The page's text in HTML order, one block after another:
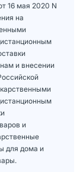
16 мая 2020 N
на
и внесении
и
для дома и